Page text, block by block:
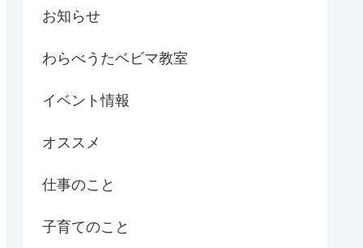
お知らせ
わらべうたベビマ教室
イベント情報
オススメ
仕事のこと
子育てのこと